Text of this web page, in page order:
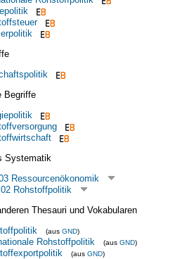
Begriffe
Systematik
Ressourcenökonomik
Rohstoffpolitik
Thesauri und Vokabularen
(aus GND)
Rohstoffpolitik (aus GND)
(aus GND)